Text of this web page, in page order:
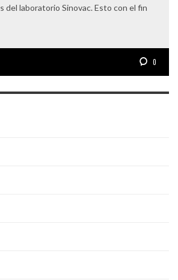
del laboratorio Sinovac. Esto con el fin
0